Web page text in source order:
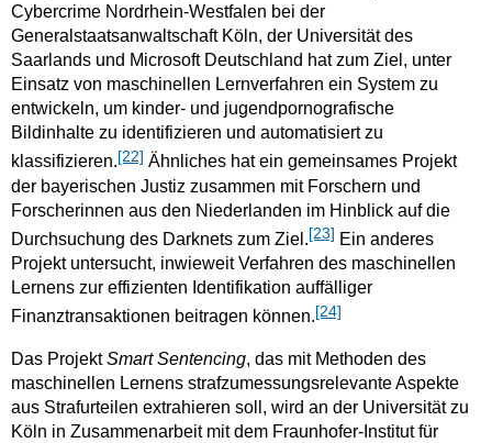
Cybercrime Nordrhein-Westfalen bei der
Generalstaatsanwaltschaft Köln, der Universität des
Saarlands und Microsoft Deutschland hat zum Ziel, unter
Einsatz von maschinellen Lernverfahren ein System zu
entwickeln, um kinder- und jugendpornografische
Bildinhalte zu identifizieren und automatisiert zu
klassifizieren.[22] Ähnliches hat ein gemeinsames Projekt
der bayerischen Justiz zusammen mit Forschern und
Forscherinnen aus den Niederlanden im Hinblick auf die
Durchsuchung des Darknets zum Ziel.[23] Ein anderes
Projekt untersucht, inwieweit Verfahren des maschinellen
Lernens zur effizienten Identifikation auffälliger
Finanztransaktionen beitragen können.[24]
Das ProjektSmart Sentencing, das mit Methoden des
maschinellen Lernens strafzumessungsrelevante Aspekte
aus Strafurteilen extrahieren soll, wird an der Universität zu
Köln in Zusammenarbeit mit dem Fraunhofer-Institut für